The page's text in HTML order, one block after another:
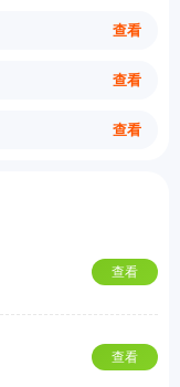
查看
查看
查看
查看
查看